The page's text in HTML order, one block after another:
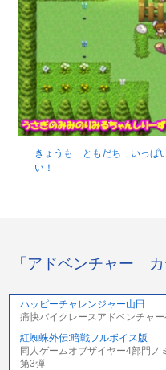
きょうも ともだち いっぱ
い！
「アドベンチャー」
ハッピーチャレンジャー山田
痛快バイクレースアドベンチャー
紅蜘蛛外伝:暗戦フルボイス版
同人ゲームオブザイヤー4部門ノ
第3弾